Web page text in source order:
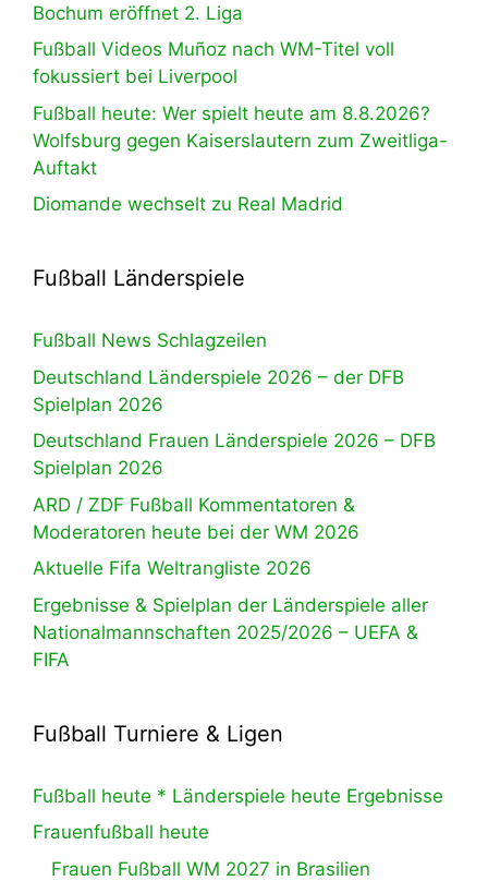
Bochum eröffnet 2. Liga
Fußball Videos Muñoz nach WM-Titel voll
fokussiert bei Liverpool
Fußball heute: Wer spielt heute am 8.8.2026?
Wolfsburg gegen Kaiserslautern zum Zweitliga-
Auftakt
Diomande wechselt zu Real Madrid
Fußball Länderspiele
Fußball News Schlagzeilen
Deutschland Länderspiele 2026 – der DFB
Spielplan 2026
Deutschland Frauen Länderspiele 2026 – DFB
Spielplan 2026
ARD / ZDF Fußball Kommentatoren &
Moderatoren heute bei der WM 2026
Aktuelle Fifa Weltrangliste 2026
Ergebnisse & Spielplan der Länderspiele aller
Nationalmannschaften 2025/2026 – UEFA &
FIFA
Fußball Turniere & Ligen
Fußball heute * Länderspiele heute Ergebnisse
Frauenfußball heute
Frauen Fußball WM 2027 in Brasilien